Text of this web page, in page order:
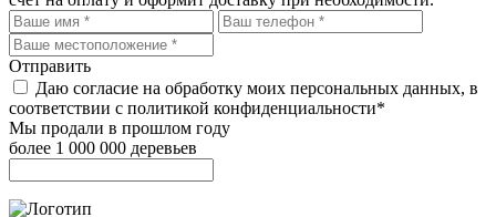
Отправить
Даю согласие на обработку моих персональных данных, в
соответствии с политикой конфиденциальности*
Мы продали в прошлом году
более 1 000 000 деревьев